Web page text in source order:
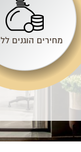
מחירים הוגנים